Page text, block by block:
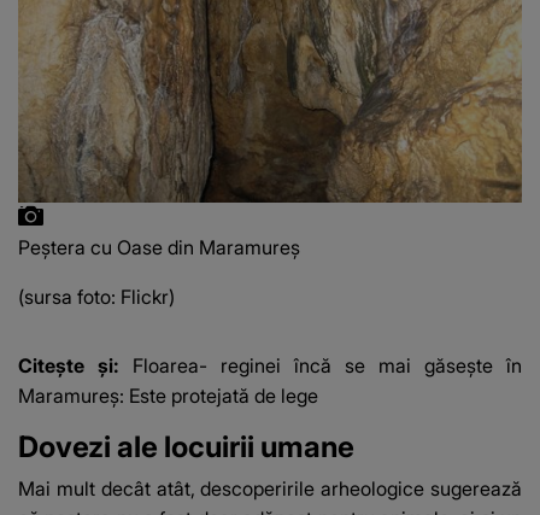
Peștera cu Oase din Maramureș
(sursa foto: Flickr)
Citește și: Floarea- reginei încă se mai găsește în
Maramureș: Este protejată de lege
Dovezi ale locuirii umane
Mai mult decât atât, descoperirile arheologice sugerează